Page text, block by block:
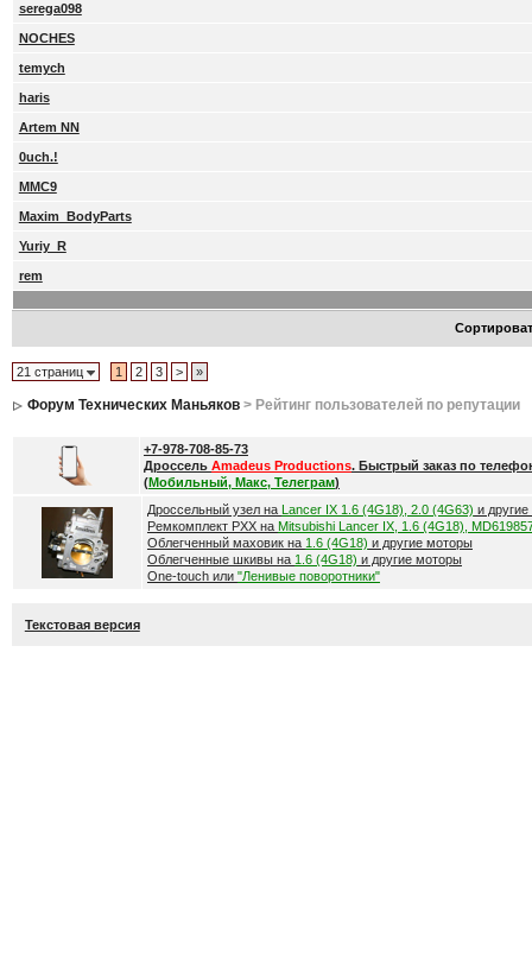
serega098
NOCHES
temych
haris
Artem NN
0uch.!
MMC9
Maxim_BodyParts
Yuriy_R
rem
21 страниц 1 2 3 > »
Форум Технических Маньяков> Рейтинг пользователей по репутации
+7-978-708-85-73
Дроссель Amadeus Productions. Быстрый заказ по
(Мобильный, Макс, Телеграм)
Дроссельный узел на Lancer IX 1.6 (4G18), 2.0 (4G63) и
Ремкомплект РХХ на Mitsubishi Lancer IX, 1.6 (4G18),
Облегченный маховик на 1.6 (4G18) и другие моторы
Облегченные шкивы на 1.6 (4G18) и другие моторы
One-touch или "Ленивые поворотники"
Текстовая версия